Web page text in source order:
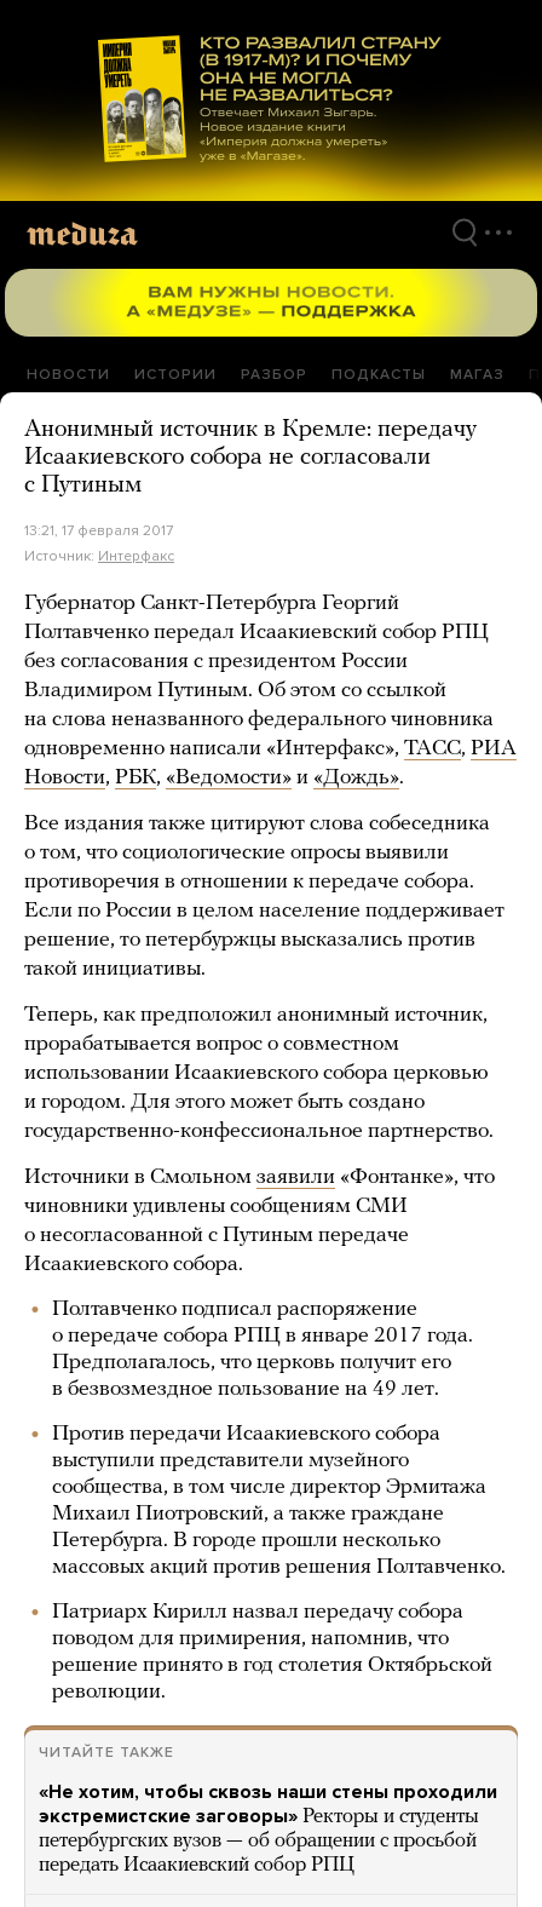
материалам
НОВОСТИ ИСТОРИИ РАЗБОР ПОДКАСТЫ МАГАЗ
Анонимный источник в Кремле: передачу
Исаакиевского собора не согласовали
с Путиным
13:21, 17 февраля 2017
Источник: Интерфакс
Губернатор Санкт-Петербурга Георгий
Полтавченко передал Исаакиевский собор РПЦ
без согласования с президентом России
Владимиром Путиным. Об этом со ссылкой
на слова неназванного федерального чиновника
одновременно написали «Интерфакс», ТАСС, РИА
Новости, РБК, «Ведомости» и «Дождь».
Все издания также цитируют слова собеседника
о том, что социологические опросы выявили
противоречия в отношении к передаче собора.
Если по России в целом население поддерживает
решение, то петербуржцы высказались против
такой инициативы.
Теперь, как предположил анонимный источник,
прорабатывается вопрос о совместном
использовании Исаакиевского собора церковью
и городом. Для этого может быть создано
государственно-конфессиональное партнерство.
Источники в Смольном заявили «Фонтанке», что
чиновники удивлены сообщениям СМИ
о несогласованной с Путиным передаче
Исаакиевского собора.
Полтавченко подписал распоряжение
о передаче собора РПЦ в январе 2017 года.
Предполагалось, что церковь получит его
в безвозмездное пользование на 49 лет.
Против передачи Исаакиевского собора
выступили представители музейного
сообщества, в том числе директор Эрмитажа
Михаил Пиотровский, а также граждане
Петербурга. В городе прошли несколько
массовых акций против решения Полтавченко.
Патриарх Кирилл назвал передачу собора
поводом для примирения, напомнив, что
решение принято в год столетия Октябрьской
революции.
ЧИТАЙТЕ ТАКЖЕ
«Не хотим, чтобы сквозь наши стены проходили
экстремистские заговоры» Ректоры и студенты
петербургских вузов — об обращении с просьбой
передать Исаакиевский собор РПЦ